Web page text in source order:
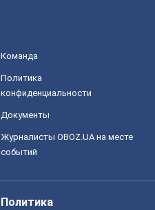
Команда
Политика
конфиденциальности
Документы
Журналисты OBOZ.UA на месте
событий
Политика